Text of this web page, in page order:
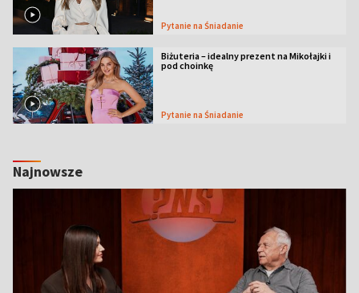
Pytanie na Śniadanie
Biżuteria – idealny prezent na Mikołajki i
pod choinkę
Pytanie na Śniadanie
Najnowsze